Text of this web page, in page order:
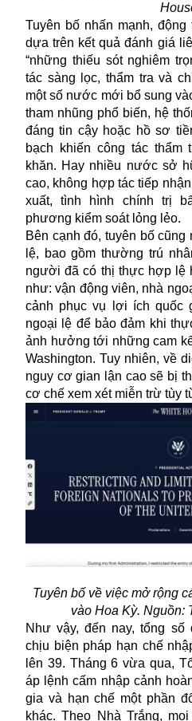
Tuyên bố nhấn mạnh,
dựa trên kết quả đánh giá
“những thiếu sót nghiêm
tác sàng lọc, thẩm tra và
một số nước mới bổ sung
tham nhũng phổ biến, hệ
đáng tin cậy hoặc hồ sơ
bạch khiến công tác
khăn. Hay nhiều nước sở
cao, không hợp tác tiếp
xuất, tình hình chính trị
phương kiểm soát lỏng lẻo.
Bên cạnh đó, tuyên bố
lệ, bao gồm thường trú
người đã có thị thực hợp lệ
như: vận động viên, nhà
cảnh phục vụ lợi ích quốc
ngoại lệ để bảo đảm khi
ảnh hưởng tới những cam
Washington. Tuy nhiên, về
nguy cơ gian lận cao sẽ bị
cơ chế xem xét miễn trừ tùy
Tuyên bố về việc mở rộng
vào Hoa Kỳ. Nguồn:
Như vậy, đến nay, tổng số
chịu biện pháp hạn chế
lên 39. Tháng 6 vừa qua,
áp lệnhcấm nhập cảnh
gia và hạn chế một phần
khác. Theo Nhà Trắng,